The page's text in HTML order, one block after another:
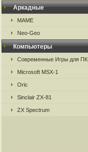
Аркадные
MAME
Neo-Geo
Компьютеры
Современные Игры для ПК
Microsoft MSX-1
Oric
Sinclair ZX-81
ZX Spectrum